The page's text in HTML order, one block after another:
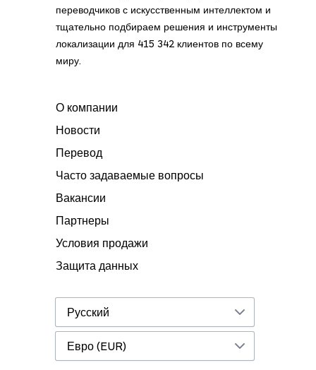
переводчиков с искусственным интеллектом и
тщательно подбираем решения и инструменты
локализации для 415 342 клиентов по всему
миру.
О компании
Новости
Перевод
Часто задаваемые вопросы
Вакансии
Партнеры
Условия продажи
Защита данных